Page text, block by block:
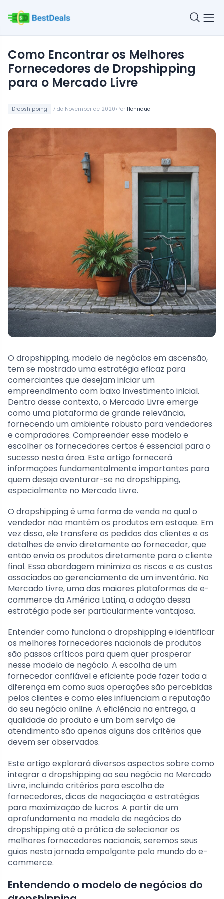
Dropshipping 17 de November de 2020•Por Henrique
Como Encontrar os Melhores
Fornecedores de Dropshipping
para o Mercado Livre
O dropshipping, modelo de negócios em ascensão,
tem se mostrado uma estratégia eficaz para
comerciantes que desejam iniciar um
empreendimento com baixo investimento inicial.
Dentro desse contexto, o Mercado Livre emerge
como uma plataforma de grande relevância,
fornecendo um ambiente robusto para vendedores
e compradores. Compreender esse modelo e
escolher os fornecedores certos é essencial para o
sucesso nesta área. Este artigo fornecerá
informações fundamentalmente importantes para
quem deseja aventurar-se no dropshipping,
especialmente no Mercado Livre.
O dropshipping é uma forma de venda no qual o
vendedor não mantém os produtos em estoque. Em
vez disso, ele transfere os pedidos dos clientes e os
detalhes de envio diretamente ao fornecedor, que
então envia os produtos diretamente para o cliente
final. Essa abordagem minimiza os riscos e os custos
associados ao gerenciamento de um inventário. No
Mercado Livre, uma das maiores plataformas de e-
commerce da América Latina, a adoção dessa
estratégia pode ser particularmente vantajosa.
Entender como funciona o dropshipping e identificar
os melhores fornecedores nacionais de produtos
são passos críticos para quem quer prosperar
nesse modelo de negócio. A escolha de um
fornecedor confiável e eficiente pode fazer toda a
diferença em como suas operações são percebidas
pelos clientes e como eles influenciam a reputação
do seu negócio online. A eficiência na entrega, a
qualidade do produto e um bom serviço de
atendimento são apenas alguns dos critérios que
devem ser observados.
Este artigo explorará diversos aspectos sobre como
integrar o dropshipping ao seu negócio no Mercado
Livre, incluindo critérios para escolha de
fornecedores, dicas de negociação e estratégias
para maximização de lucros. A partir de um
aprofundamento no modelo de negócios do
dropshipping até a prática de selecionar os
melhores fornecedores nacionais, seremos seus
guias nesta jornada empolgante pelo mundo do e-
commerce.
Entendendo o modelo de negócios do